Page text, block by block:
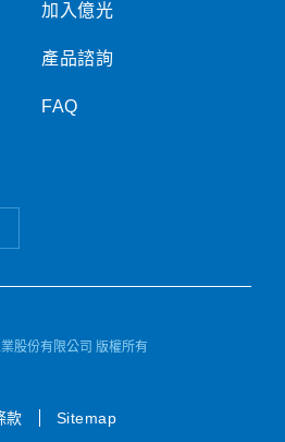
加入億光
產品諮詢
FAQ
股份有限公司 版權所有
款 Sitemap